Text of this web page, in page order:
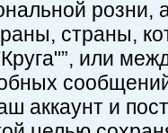
страны,
или
аккаунт и